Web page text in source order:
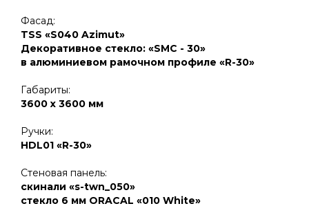
Фасад:
TSS «S040 Azimut»
Декоративное стекло: «SMC - 30»
в алюминиевом рамочном профиле «R-30»
Габариты:
3600 х 3600 мм
Ручки:
HDL01 «R-30»
Стеновая панель:
скинали «s-twn_050»
стекло 6 мм ORACAL «010 White»